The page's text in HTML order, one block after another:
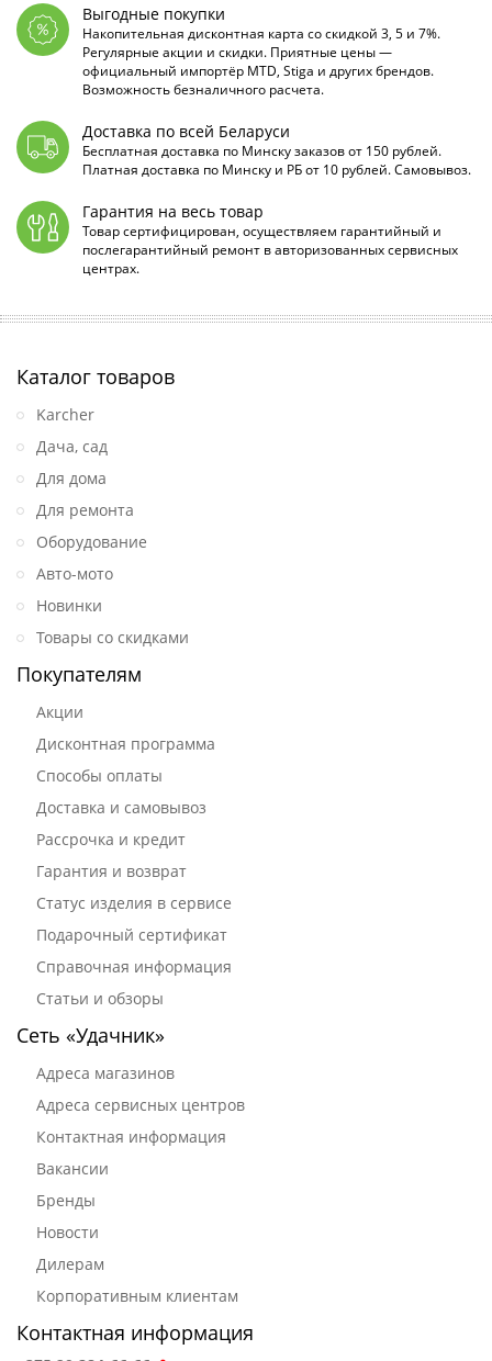
Выгодные покупки
Накопительная дисконтная карта со скидкой 3, 5 и 7%.
Регулярные акции и скидки. Приятные цены —
официальный импортёр MTD, Stiga и других брендов.
Возможность безналичного расчета.
Доставка по всей Беларуси
Бесплатная доставка по Минску заказов от 150 рублей.
Платная доставка по Минску и РБ от 10 рублей. Самовывоз.
Гарантия на весь товар
Товар сертифицирован, осуществляем гарантийный и
послегарантийный ремонт в авторизованных сервисных
центрах.
Каталог товаров
Karcher
Дача, сад
Для дома
Для ремонта
Оборудование
Авто-мото
Новинки
Товары со скидками
Покупателям
Акции
Дисконтная программа
Способы оплаты
Доставка и самовывоз
Рассрочка и кредит
Гарантия и возврат
Статус изделия в сервисе
Подарочный сертификат
Справочная информация
Статьи и обзоры
Сеть «Удачник»
Адреса магазинов
Адреса сервисных центров
Контактная информация
Вакансии
Бренды
Новости
Дилерам
Корпоративным клиентам
Контактная информация